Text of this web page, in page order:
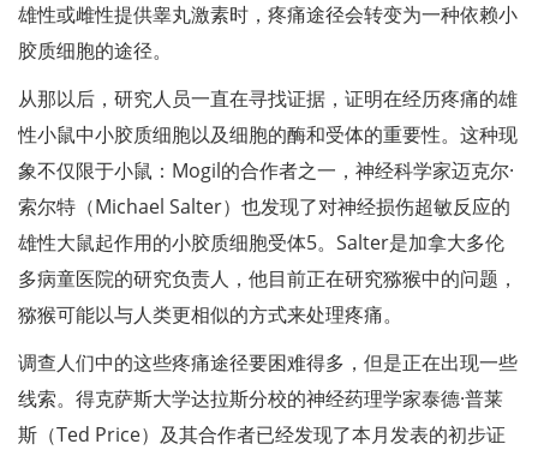
雄性或雌性提供睾丸激素时，疼痛途径会转变为一种依赖小
胶质细胞的途径。
从那以后，研究人员一直在寻找证据，证明在经历疼痛的雄
性小鼠中小胶质细胞以及细胞的酶和受体的重要性。这种现
象不仅限于小鼠：Mogil的合作者之一，神经科学家迈克尔·
索尔特（Michael Salter）也发现了对神经损伤超敏反应的
雄性大鼠起作用的小胶质细胞受体5。Salter是加拿大多伦
多病童医院的研究负责人，他目前正在研究猕猴中的问题，
猕猴可能以与人类更相似的方式来处理疼痛。
调查人们中的这些疼痛途径要困难得多，但是正在出现一些
线索。得克萨斯大学达拉斯分校的神经药理学家泰德·普莱
斯（Ted Price）及其合作者已经发现了本月发表的初步证